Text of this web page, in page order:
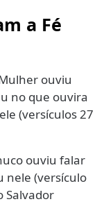
a Fé
ouviu
no que ouvira
(versículos 27
ouviu falar
nele (versículo
Salvador